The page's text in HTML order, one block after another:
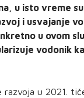
u isto vreme
i usvajanje
u ovom
vodonik
razvoja u 2021.